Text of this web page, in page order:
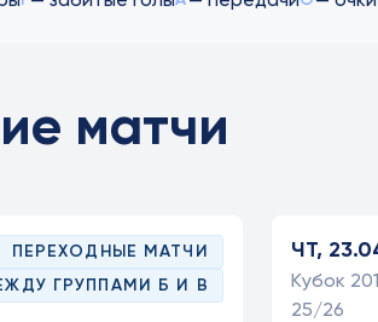
матчи
ПЕРЕХОДНЫЕ МАТЧИ
ГРУППАМИ Б И В
ЧТ,
Кубок
25/26